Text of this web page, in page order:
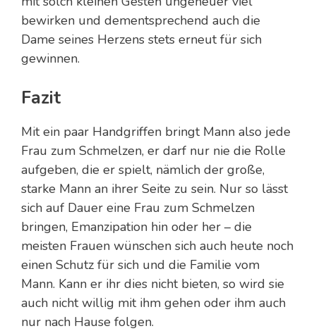
bewirken und dementsprechend auch die
Dame seines Herzens stets erneut für sich
gewinnen.
Fazit
Mit ein paar Handgriffen bringt Mann also jede
Frau zum Schmelzen, er darf nur nie die Rolle
aufgeben, die er spielt, nämlich der große,
starke Mann an ihrer Seite zu sein. Nur so lässt
sich auf Dauer eine Frau zum Schmelzen
bringen, Emanzipation hin oder her – die
meisten Frauen wünschen sich auch heute noch
einen Schutz für sich und die Familie vom
Mann. Kann er ihr dies nicht bieten, so wird sie
auch nicht willig mit ihm gehen oder ihm auch
nur nach Hause folgen.